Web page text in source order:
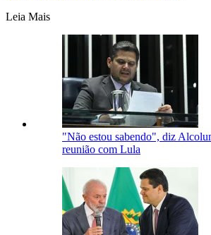
Leia Mais
"Não estou sabendo", diz
reunião com Lula